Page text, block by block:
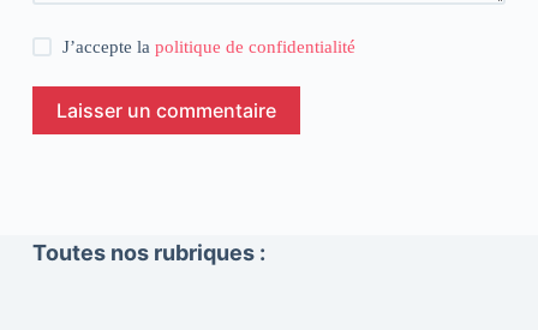
J’accepte lapolitique de confidentialité
Laisser un commentaire
Toutes nos rubriques :